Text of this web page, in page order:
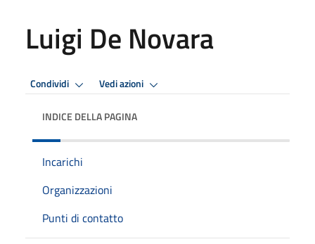
Luigi De Novara
Condividi Vedi azioni
INDICE DELLA PAGINA
Incarichi
Organizzazioni
Punti di contatto